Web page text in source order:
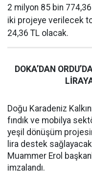
2 milyon 85 bin
iki projeye verilecek
24,36 TL olacak.
DOKA’DAN
Doğu Karadeniz
fındık ve mobilya
yeşil dönüşüm
lira destek
Muammer Erol
imzalandı.